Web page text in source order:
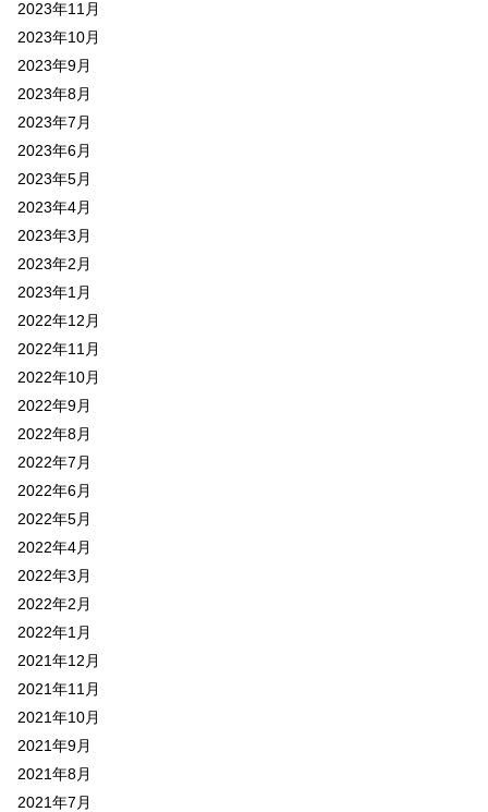
2023年11月
2023年10月
2023年9月
2023年8月
2023年7月
2023年6月
2023年5月
2023年4月
2023年3月
2023年2月
2023年1月
2022年12月
2022年11月
2022年10月
2022年9月
2022年8月
2022年7月
2022年6月
2022年5月
2022年4月
2022年3月
2022年2月
2022年1月
2021年12月
2021年11月
2021年10月
2021年9月
2021年8月
2021年7月